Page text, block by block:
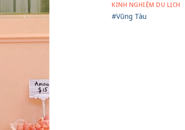
KINH NGHIỆM DU LỊCH
#Vũng Tàu